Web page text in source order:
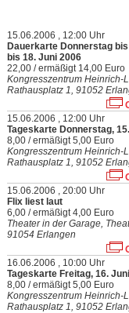
15.06.2006 , 12:00 Uhr
Dauerkarte Donnerstag
bis 18. Juni 2006
22,00 / ermäßigt 14,00 Euro
Kongresszentrum Heinrich-
Rathausplatz 1, 91052
15.06.2006 , 12:00 Uhr
Tageskarte Donnerstag,
8,00 / ermäßigt 5,00 Euro
Kongresszentrum Heinrich-
Rathausplatz 1, 91052
15.06.2006 , 20:00 Uhr
Flix liest laut
6,00 / ermäßigt 4,00 Euro
Theater in der Garage,
91054 Erlangen
16.06.2006 , 10:00 Uhr
Tageskarte Freitag, 16.
8,00 / ermäßigt 5,00 Euro
Kongresszentrum Heinrich-
Rathausplatz 1, 91052